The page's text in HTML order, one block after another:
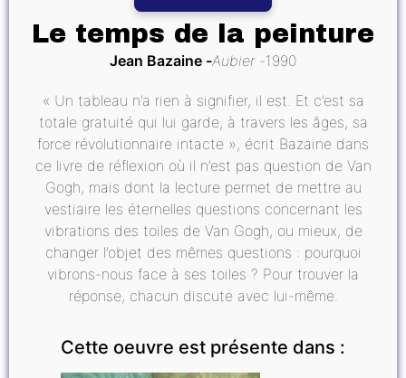
Le temps de la peinture
Jean Bazaine Aubier 1990
« Un tableau n’a rien à signifier, il est. Et c’est sa
totale gratuité qui lui garde, à travers les âges, sa
force révolutionnaire intacte », écrit Bazaine dans
ce livre de réflexion où il n’est pas question de Van
Gogh, mais dont la lecture permet de mettre au
vestiaire les éternelles questions concernant les
vibrations des toiles de Van Gogh, ou mieux, de
changer l’objet des mêmes questions : pourquoi
vibrons-nous face à ses toiles ? Pour trouver la
réponse, chacun discute avec lui-même.
Cette oeuvre est présente dans :